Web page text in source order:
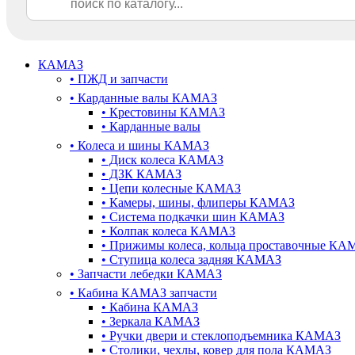
КАМАЗ
• ПЖД и запчасти
• Карданные валы КАМАЗ
• Крестовины КАМАЗ
• Карданные валы
• Колеса и шины КАМАЗ
• Диск колеса КАМАЗ
• ДЗК КАМАЗ
• Цепи колесные КАМАЗ
• Камеры, шины, флиперы КАМАЗ
• Система подкачки шин КАМАЗ
• Колпак колеса КАМАЗ
• Прижимы колеса, кольца проставочные
• Ступица колеса задняя КАМАЗ
• Запчасти лебедки КАМАЗ
• Кабина КАМАЗ запчасти
• Кабина КАМАЗ
• Зеркала КАМАЗ
• Ручки двери и стеклоподъемника КАМАЗ
• Столики, чехлы, ковер для пола КАМАЗ